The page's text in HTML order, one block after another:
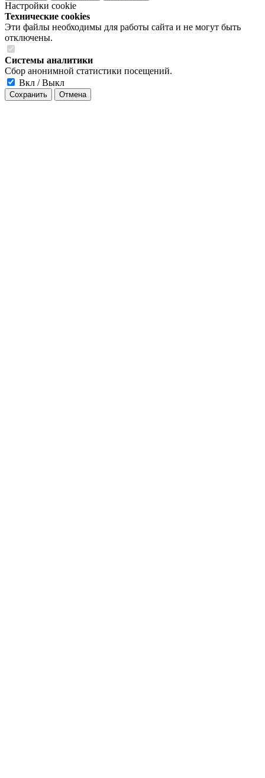
Настройки cookie
Технические cookies
Эти файлы необходимы для работы сайта и не могут быть
отключены.
Системы аналитики
Сбор анонимной статистики посещений.
Вкл / Выкл
Сохранить Отмена